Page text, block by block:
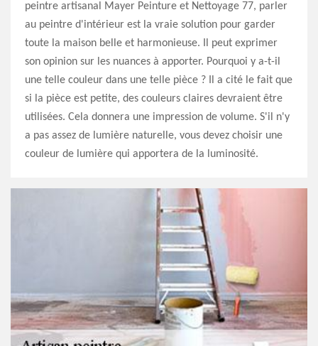
peintre artisanal Mayer Peinture et Nettoyage 77, parler
au peintre d'intérieur est la vraie solution pour garder
toute la maison belle et harmonieuse. Il peut exprimer
son opinion sur les nuances à apporter. Pourquoi y a-t-il
une telle couleur dans une telle pièce ? Il a cité le fait que
si la pièce est petite, des couleurs claires devraient être
utilisées. Cela donnera une impression de volume. S'il n'y
a pas assez de lumière naturelle, vous devez choisir une
couleur de lumière qui apportera de la luminosité.